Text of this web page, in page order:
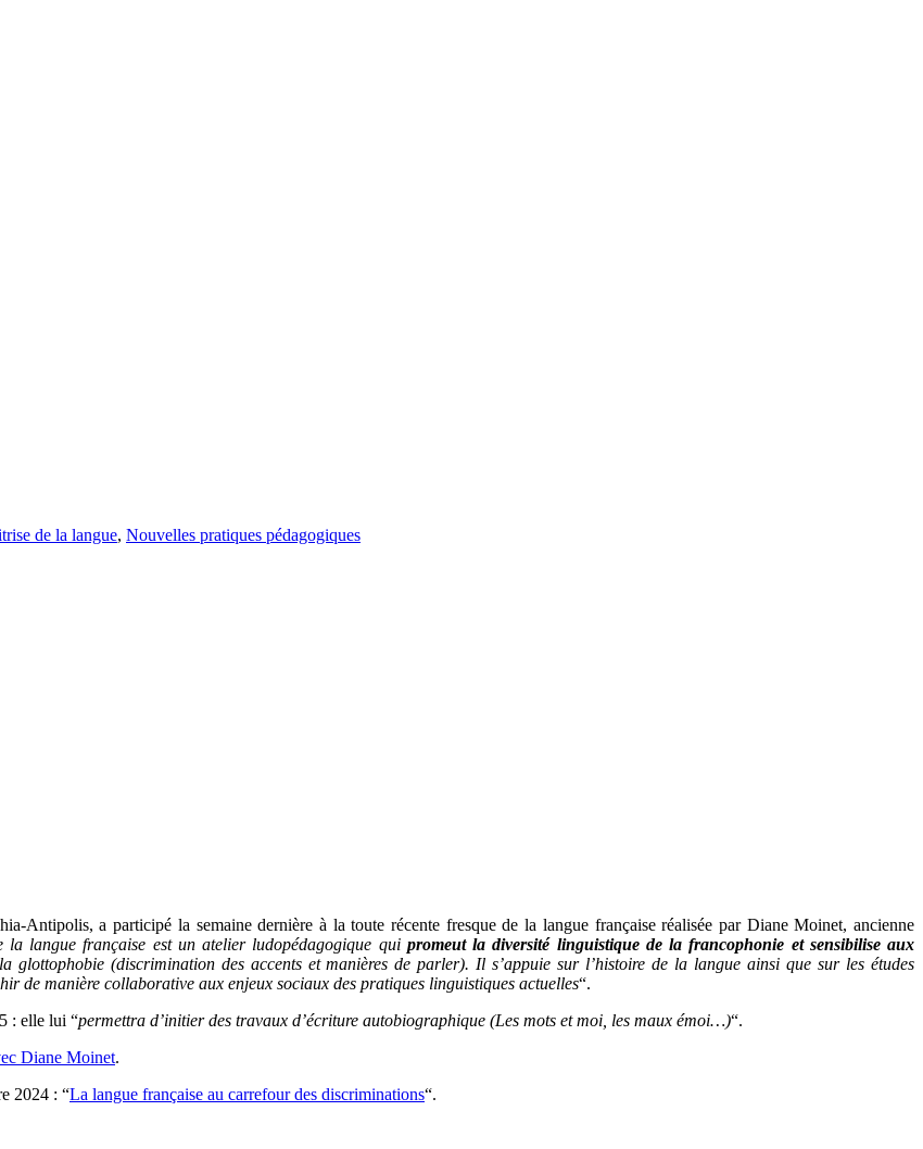
de la langue, Nouvelles pratiques pédagogiques
Antipolis, a participé la semaine dernière à la toute récente fresque de la langue française réalisée par Diane Moinet, ancienne
la langue française est un atelier ludopédagogique qui promeut la diversité linguistique de la francophonie et sensibilise aux
glottophobie (discrimination des accents et manières de parler). Il s’appuie sur l’histoire de la langue ainsi que sur les études
de manière collaborative aux enjeux sociaux des pratiques linguistiques actuelles“.
: elle lui “permettra d’initier des travaux d’écriture autobiographique (Les mots et moi, les maux émoi…)“.
Diane Moinet.
2024 : “La langue française au carrefour des discriminations“.